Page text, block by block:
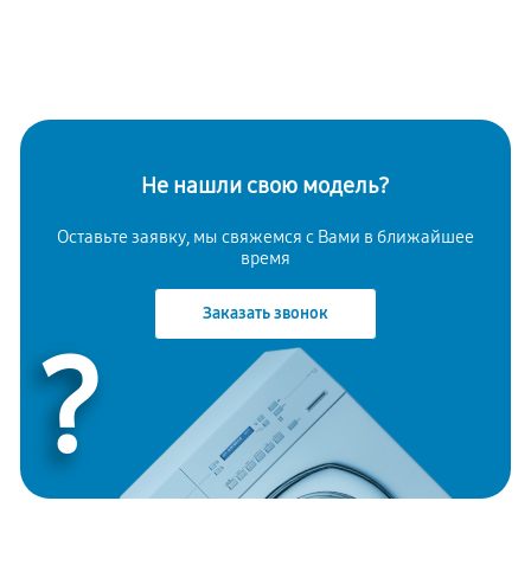
Не нашли свою модель?
Оставьте заявку, мы свяжемся с Вами в ближайшее
время
Заказать звонок
?